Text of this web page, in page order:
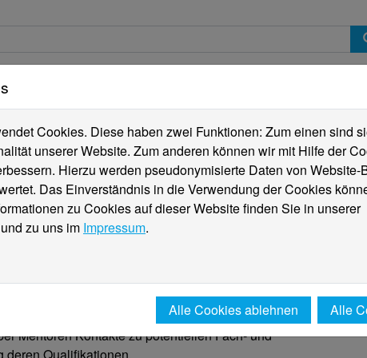
Borders
ermöglicht es Studierenden, Erfahrungen mit
und den dort ansässigen Unternehmen
Mentoren Kontakte zu potentiellen Fach- und
Cookies. Diese haben zwei Funktionen: Zum einen sind
unserer Website. Zum anderen können wir mit Hilfe der
Hierzu werden pseudonymisierte Daten von Website-
Das Einverständnis in die Verwendung der Cookies
zu Cookies auf dieser Website finden Sie in unserer
und zu uns im Impressum.
Alle Cookies ablehnen Alle